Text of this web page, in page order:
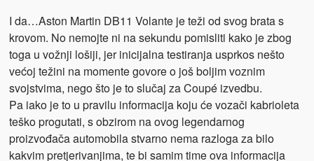
I da…Aston Martin DB11 Volante je teži od svog brata s
krovom. No nemojte ni na sekundu pomisliti kako je zbog
toga u vožnji lošiji, jer inicijalna testiranja usprkos nešto
većoj težini na momente govore o još boljim voznim
svojstvima, nego što je to slučaj za Coupé izvedbu.
Pa iako je to u pravilu informacija koju će vozači kabrioleta
teško progutati, s obzirom na ovog legendarnog
proizvođača automobila stvarno nema razloga za bilo
kakvim pretjerivanjima, te bi samim time ova informacija